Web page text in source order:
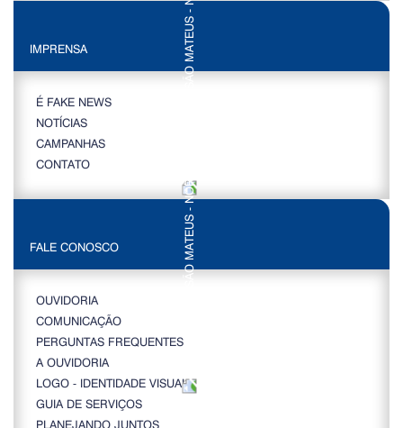
IMPRENSA
É FAKE NEWS
NOTÍCIAS
CAMPANHAS
CONTATO
FALE CONOSCO
OUVIDORIA
COMUNICAÇÃO
PERGUNTAS FREQUENTES
A OUVIDORIA
LOGO - IDENTIDADE VISUAL
GUIA DE SERVIÇOS
PLANEJANDO JUNTOS